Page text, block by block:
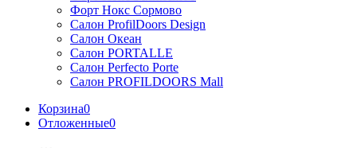
Форт Нокс Сормово
Салон ProfilDoors Design
Салон Океан
Салон PORTALLE
Салон Perfecto Portе
Салон PROFILDOORS Mall
Корзина0
Отложенные0